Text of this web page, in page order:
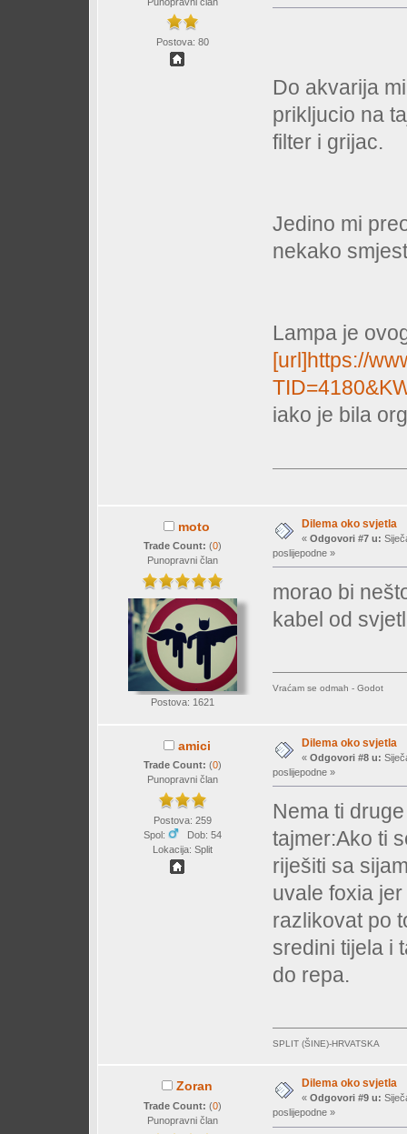
Postova: 80
Do akvarija
prikljucio na
filter i grijac.
Jedino mi
nekako
Lampa je
[url]https://
iako je bila
moto
Trade Count: (0)
Punopravni član
Postova: 1621
Dilema oko svjetla
« Odgovori #7 u:
poslijepodne »
morao bi
kabel od
Vraćam se odmah - Godot
amici
Trade Count: (0)
Punopravni član
Postova: 259
Spol:
Dob: 54
Lokacija: Split
Dilema oko svjetla
« Odgovori #8 u:
poslijepodne »
Nema ti
tajmer:Ako ti
riješiti sa
uvale foxia
razlikovat po
sredini tijela i
do repa.
SPLIT (ŠINE)-HRVATSKA
Zoran
Trade Count: (0)
Punopravni član
Dilema oko svjetla
« Odgovori #9 u:
poslijepodne »